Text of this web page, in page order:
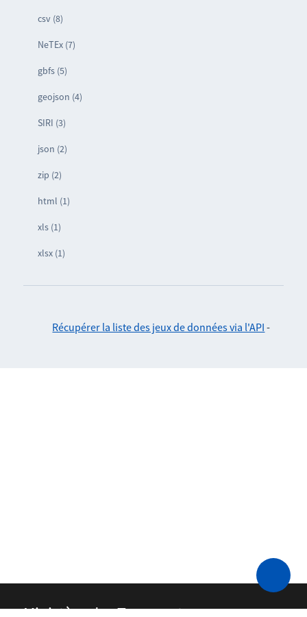
csv (8)
NeTEx (7)
gbfs (5)
geojson (4)
SIRI (3)
json (2)
zip (2)
html (1)
xls (1)
xlsx (1)
Récupérer la liste des jeux de données via l'API -